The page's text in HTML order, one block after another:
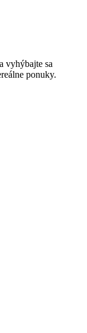
a vyhýbajte sa
ponuky.